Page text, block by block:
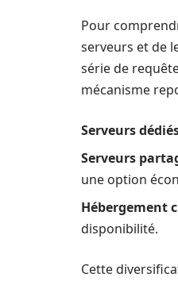
Pour
serveurs et de
série de
mécanisme
Serveurs
Serveurs
une option
Hébergement
disponibilité.
Cette